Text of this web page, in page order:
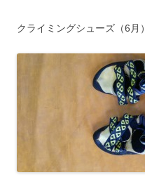
クライミングシューズ（6月）